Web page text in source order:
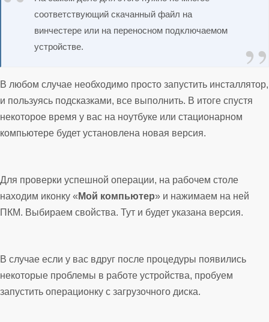
соответствующий скачанный файл на
винчестере или на переносном подключаемом
устройстве.
В любом случае необходимо просто запустить инсталлятор,
и пользуясь подсказками, все выполнить. В итоге спустя
некоторое время у вас на ноутбуке или стационарном
компьютере будет установлена новая версия.
Для проверки успешной операции, на рабочем столе
находим иконку « Мой компьютер» и нажимаем на ней
ПКМ. Выбираем свойства. Тут и будет указана версия.
В случае если у вас вдруг после процедуры появились
некоторые проблемы в работе устройства, пробуем
запустить операционку с загрузочного диска.